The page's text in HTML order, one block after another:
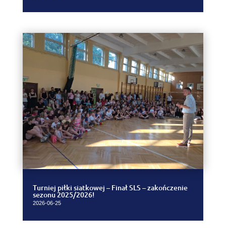
Turniej piłki siatkowej – Finał SLS – zakończenie
sezonu 2025/2026!
2026-06-25